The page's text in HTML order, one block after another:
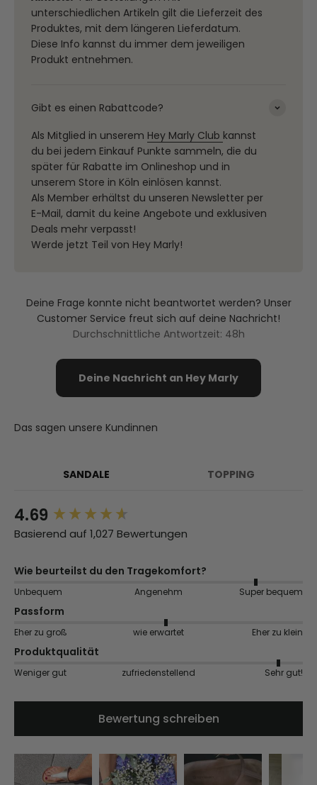
unterschiedlichen Artikeln gilt die Lieferzeit des
Produktes, mit dem längeren Lieferdatum.
Diese Info kannst du immer dem jeweiligen
Produkt entnehmen.
Gibt es einen Rabattcode?
Als Mitglied in unserem Hey Marly Club kannst
du bei jedem Einkauf Punkte sammeln, die du
später für Rabatte im Onlineshop und in
unserem Store in Köln einlösen kannst.
Als Member erhältst du unseren Newsletter per
E-Mail, damit du keine Angebote und exklusiven
Deals mehr verpasst!
Werde jetzt Teil von Hey Marly!
Deine Frage konnte nicht beantwortet werden? Unser
Customer Service freut sich auf deine Nachricht!
Durchschnittliche Antwortzeit: 48h
Deine Nachricht an Hey Marly
Das sagen unsere Kundinnen
SANDALE TOPPING
4.69
Basierend auf 1,027 Bewertungen
Wie beurteilst du den Tragekomfort?
Unbequem Angenehm Super bequem
Passform
Eher zu groß wie erwartet Eher zu klein
Produktqualität
Weniger gut zufriedenstellend Sehr gut!
Bewertung schreiben
New content loaded